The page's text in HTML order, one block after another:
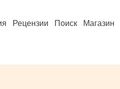
Рецензии Поиск Магазин